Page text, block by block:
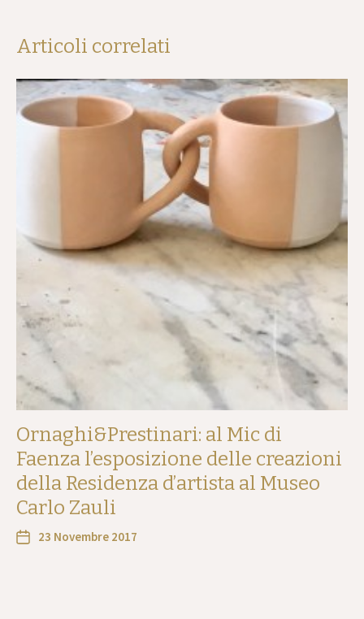
Articoli correlati
Ornaghi&Prestinari: al Mic di
Faenza l’esposizione delle creazioni
della Residenza d’artista al Museo
Carlo Zauli
23 Novembre 2017